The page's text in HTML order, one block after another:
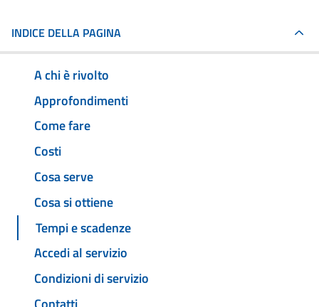
INDICE DELLA PAGINA
A chi è rivolto
Approfondimenti
Come fare
Costi
Cosa serve
Cosa si ottiene
Tempi e scadenze
Accedi al servizio
Condizioni di servizio